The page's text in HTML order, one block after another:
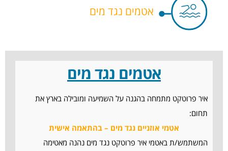
אטמים נגד מים
אטמים נגד מים
איר פרוטקט מתמחה בהגנה על השמיעה ומובילה בארץ את
תחום:
אטמי אוזניים נגד מים – בהתאמה אישית
המשתמש/ת באטמי איר פרוטקט נגד מים נהנה מאטימה